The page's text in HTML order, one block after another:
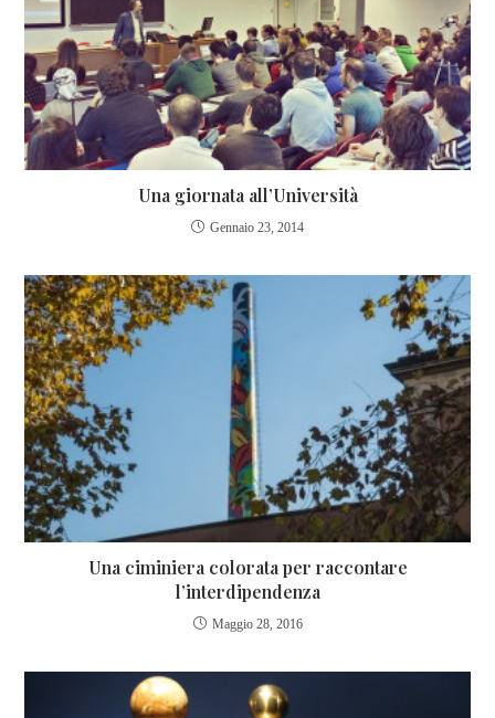
Una giornata all’Università
Gennaio 23, 2014
Una ciminiera colorata per raccontare
l’interdipendenza
Maggio 28, 2016